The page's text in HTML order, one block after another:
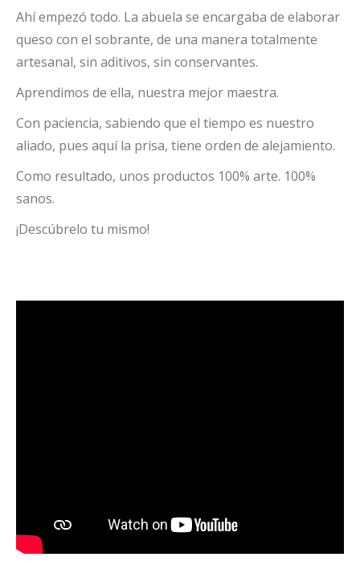
Ahí empezó todo. La abuela se encargaba de elaborar
queso con el sobrante, de una manera totalmente
artesanal, sin aditivos, sin conservantes.
Aprendimos de ella, nuestra mejor maestra.
Con paciencia, sabiendo que el tiempo es nuestro
aliado, pues aquí la prisa, tiene orden de alejamiento.
Como resultado, unos productos 100% arte. 100%
sanos.
¡Descúbrelo tu mismo!